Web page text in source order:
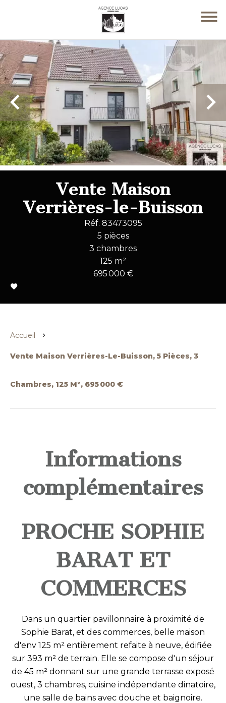
Vente Maison
Verrières-le-Buisson
Réf. 83473095
5 pièces
3 chambres
125 m²
695 000 €
Accueil
Vente Maison Verrières-Le-Buisson, 5 Pièces, 3
Chambres, 125 M², 695 000 €
Informations
complémentaires
PROCHE SOPHIE
BARAT ET
COMMERCES
Dans un quartier pavillonnaire à proximité de
Sophie Barat, et des commerces, belle maison
d'env 125 m² entièrement refaite à neuve, édifiée
sur 393 m² de terrain. Elle se compose d'un séjour
de 45 m² donnant sur une grande terrasse exposé
ouest, 3 chambres, cuisine indépendante dinatoire,
une salle de bains avec douche et baignoire.